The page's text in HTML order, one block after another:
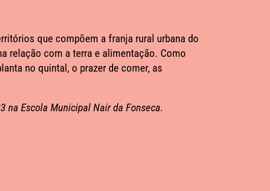
que compõem a franja rural urbana do
relação com a terra e alimentação. Como
no quintal, o prazer de comer, as
Escola Municipal Nair da Fonseca.